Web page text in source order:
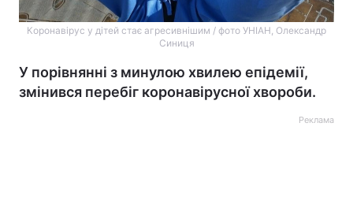
Коронавірус у дітей стає агресивнішим / фото УНІАН, Олександр
Синиця
У порівнянні з минулою хвилею епідемії,
змінився перебіг коронавірусної хвороби.
Реклама